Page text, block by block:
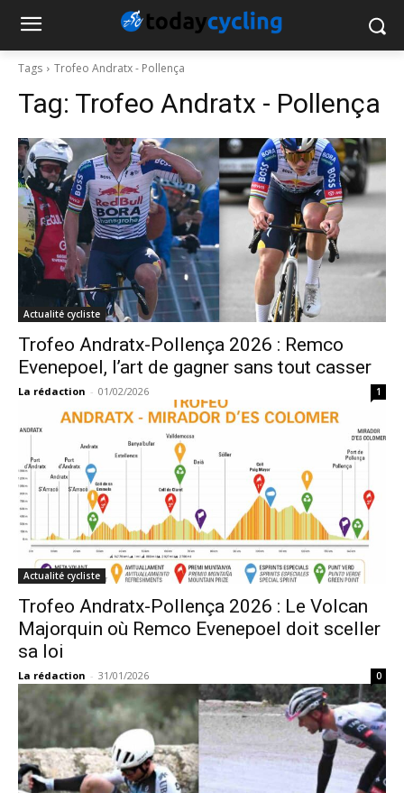
Tags Trofeo Andratx - Pollença
Tag: Trofeo Andratx - Pollença
Actualité cycliste
Trofeo Andratx-Pollença 2026 : Remco
Evenepoel, l’art de gagner sans tout casser
La rédaction - 01/02/2026 1
Actualité cycliste
Trofeo Andratx-Pollença 2026 : Le Volcan
Majorquin où Remco Evenepoel doit sceller
sa loi
La rédaction - 31/01/2026 0